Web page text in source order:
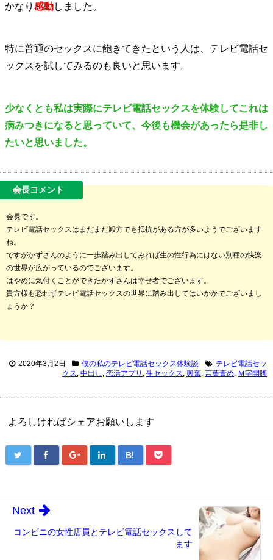
かなり 感動しました。
特に普通のセックスに飽きてきたという人は、テレビ電話セ
ックスを試してみるのも良いと思います。
少なくとも私は実際にテレビ電話セックスを体験してこれは
病みつきになると思っていて、今後も機会があったら是非し
たいと思いました。
会長です。
テレビ電話セックスはまだまだ殿方でも抵抗がある方が多いようでございます
ね。
ですがかずさんのように一歩踏み出してみれば生の性行為にはない別種の快楽
の世界が広がっているのでございます。
はやめに気付くことができたかずさんは幸せ者でございます。
貴方様も恐れずテレビ電話セックスの世界に踏み出してはいかかでございまし
ょうか？
2020年3月2日 僕の私のテレビ電話セックス体験談
テレビ電話セッ
クス 中出し 恋活アプリ 生セックス 興奮 言葉責め Ｍ字開脚
よろしければシェアお願いします
B!
コンビニの女性店員とテレビ電話セックスして
ます
Next